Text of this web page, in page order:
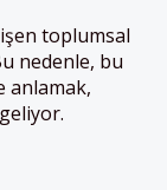
toplumsal
nedenle, bu
anlamak,